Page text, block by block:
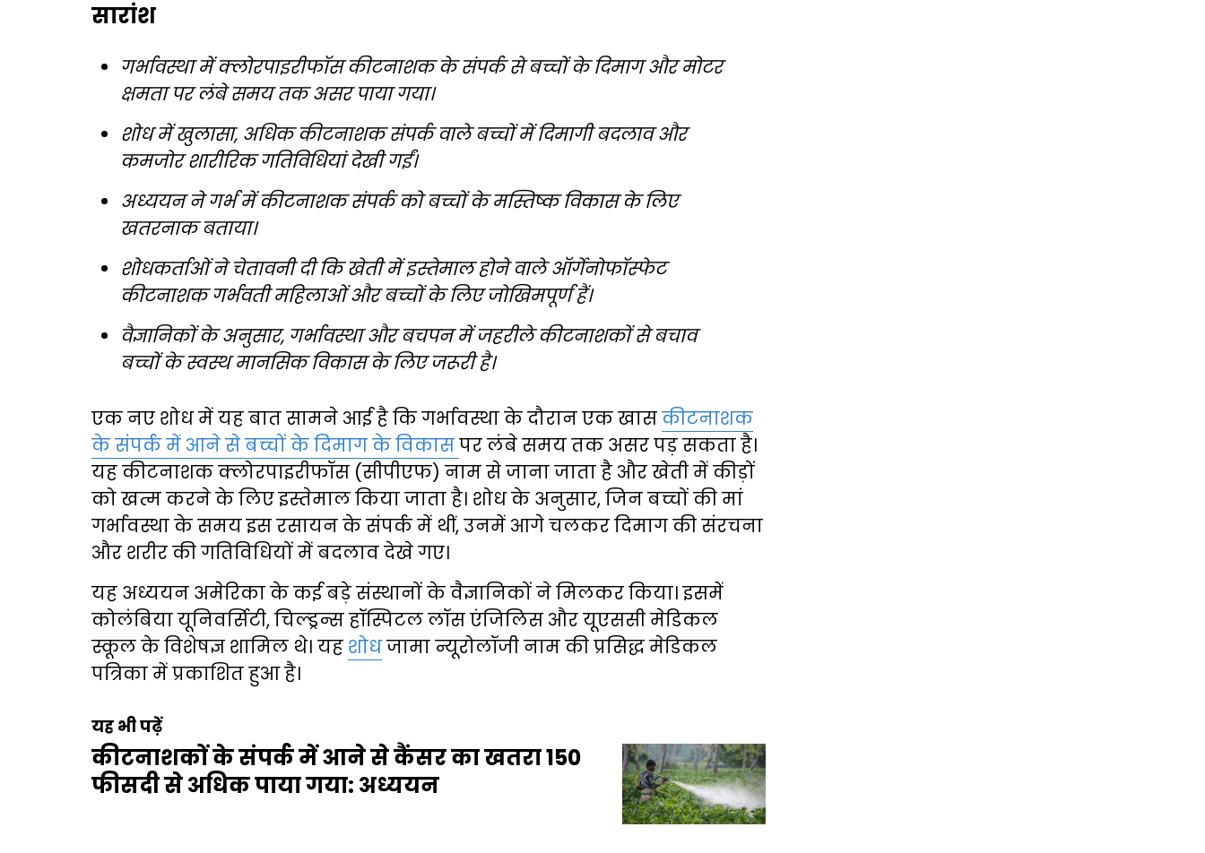
सारांश
गर्भावस्था में क्लोरपाइरीफॉस कीटनाशक के संपर्क से बच्चों के दिमाग और मोटर
क्षमता पर लंबे समय तक असर पाया गया।
शोध में खुलासा, अधिक कीटनाशक संपर्क वाले बच्चों में दिमागी बदलाव और
कमजोर शारीरिक गतिविधियां देखी गईं।
अध्ययन ने गर्भ में कीटनाशक संपर्क को बच्चों के मस्तिष्क विकास के लिए
खतरनाक बताया।
शोधकर्ताओं ने चेतावनी दी कि खेती में इस्तेमाल होने वाले ऑर्गेनोफॉस्फेट
कीटनाशक गर्भवती महिलाओं और बच्चों के लिए जोखिमपूर्ण हैं।
वैज्ञानिकों के अनुसार, गर्भावस्था और बचपन में जहरीले कीटनाशकों से बचाव
बच्चों के स्वस्थ मानसिक विकास के लिए जरूरी है।
एक नए शोध में यह बात सामने आई है कि गर्भावस्था के दौरान एक खासकीटनाशक
के संपर्क में आने से बच्चों के दिमाग के विकासपर लंबे समय तक असर पड़ सकता है।
यह कीटनाशक क्लोरपाइरीफॉस (सीपीएफ) नाम से जाना जाता है और खेती में कीड़ों
को खत्म करने के लिए इस्तेमाल किया जाता है। शोध के अनुसार, जिन बच्चों की मां
गर्भावस्था के समय इस रसायन के संपर्क में थीं, उनमें आगे चलकर दिमाग की संरचना
और शरीर की गतिविधियों में बदलाव देखे गए।
यह अध्ययन अमेरिका के कई बड़े संस्थानों के वैज्ञानिकों ने मिलकर किया। इसमें
कोलंबिया यूनिवर्सिटी, चिल्ड्रन्स हॉस्पिटल लॉस एंजिलिस और यूएससी मेडिकल
स्कूल के विशेषज्ञ शामिल थे। यह शोधजामा न्यूरोलॉजी नाम की प्रसिद्ध मेडिकल
पत्रिका में प्रकाशित हुआ है।
यह भी पढ़ें
कीटनाशकों के संपर्क में आने से कैंसर का खतरा 150
फीसदी से अधिक पाया गया: अध्ययन